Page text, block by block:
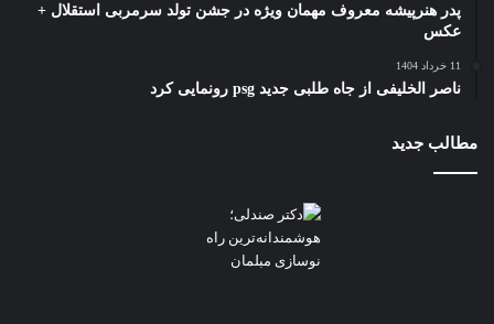
پدر هنرپیشه معروف مهمان ویژه در جشن تولد سرمربی استقلال +
عکس
11 خرداد 1404
ناصر الخلیفی از جاه طلبی جدید psg رونمایی کرد
مطالب جدید